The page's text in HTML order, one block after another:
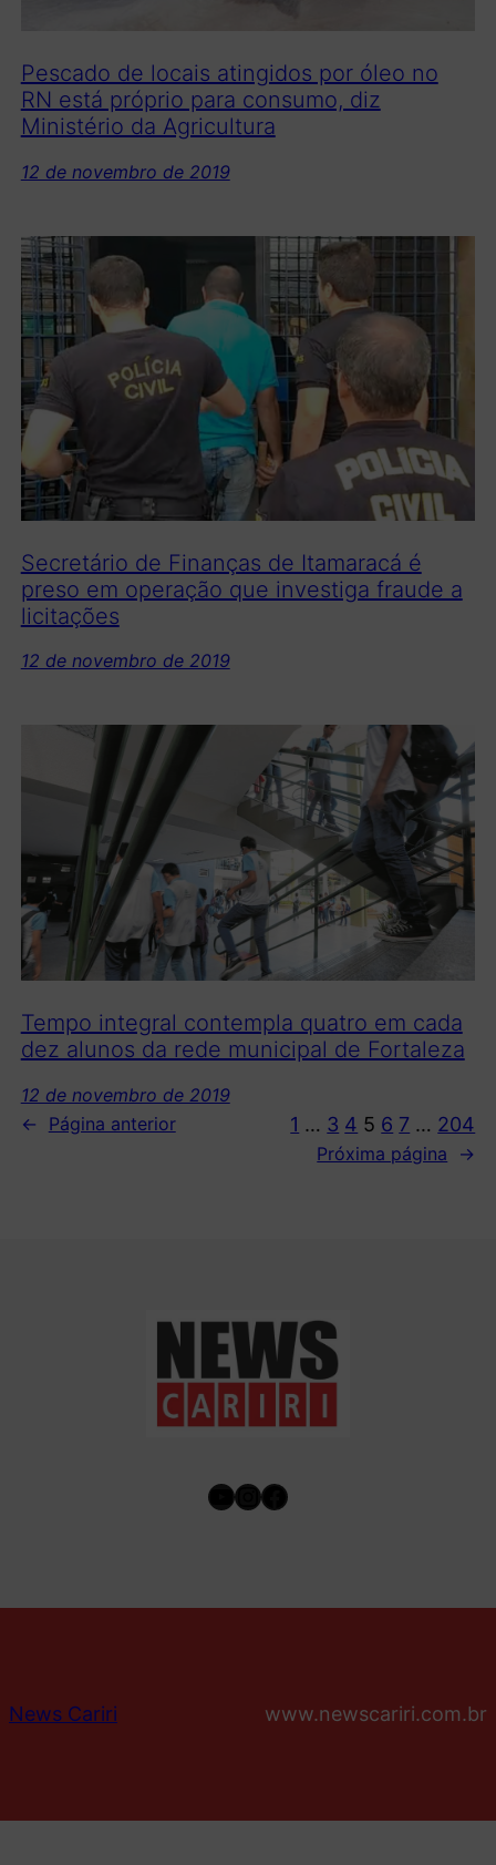
Pescado de locais atingidos por óleo no
RN está próprio para consumo, diz
Ministério da Agricultura
12 de novembro de 2019
Secretário de Finanças de Itamaracá é
preso em operação que investiga fraude a
licitações
12 de novembro de 2019
Tempo integral contempla quatro em cada
dez alunos da rede municipal de Fortaleza
12 de novembro de 2019
←
Página anterior 1 … 3 4 5 6 7 … 204
Próxima página →
Youtube
Instagram
Facebook
News Cariri www.newscariri.com.br